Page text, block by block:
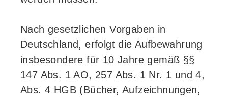
Nach gesetzlichen Vorgaben in
Deutschland, erfolgt die Aufbewahrung
insbesondere für 10 Jahre gemäß §§
147 Abs. 1 AO, 257 Abs. 1 Nr. 1 und 4,
Abs. 4 HGB (Bücher, Aufzeichnungen,